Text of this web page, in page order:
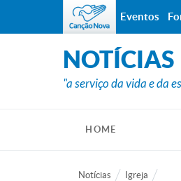
NOTÍCIAS
"a serviço da vida e da
HOME
Notícias Igreja
Eventos